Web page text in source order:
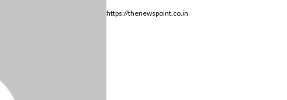
https://thenewspoint.co.in